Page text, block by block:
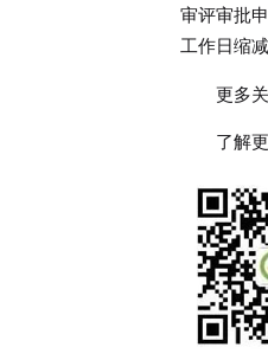
审评审批
工作日缩
更多
了解